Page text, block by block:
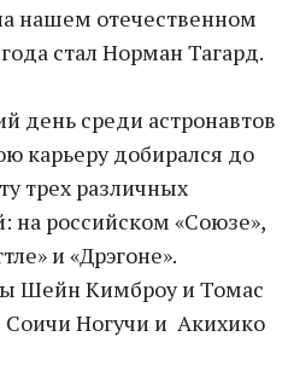
нашем отечественном
стал Норман Тагард.
день среди астронавтов
карьеру добирался до
трех различных
на российском «Союзе»,
и «Дрэгоне».
Шейн Кимброу и Томас
Ногучи и Акихико